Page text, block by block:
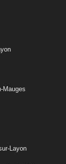
Mauges
Layon